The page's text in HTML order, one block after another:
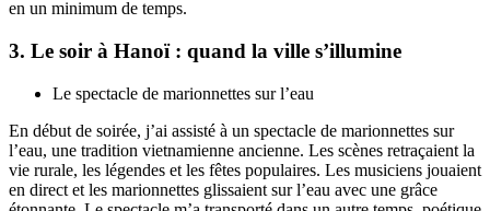
en un minimum de temps.
3. Le soir à Hanoï : quand la ville s’illumine
Le spectacle de marionnettes sur l’eau
En début de soirée, j’ai assisté à un spectacle de marionnettes sur
l’eau, une tradition vietnamienne ancienne. Les scènes retraçaient la
vie rurale, les légendes et les fêtes populaires. Les musiciens jouaient
en direct et les marionnettes glissaient sur l’eau avec une grâce